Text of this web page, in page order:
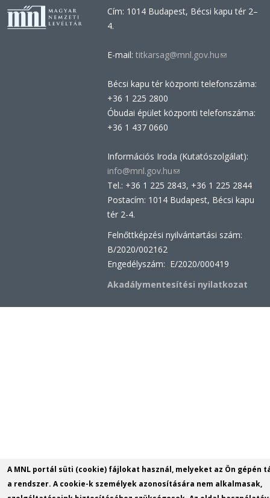
Cím: 1014 Budapest, Bécsi kapu tér 2–
4.
E-mail: titkarsag@mnl.gov.hu(link
e-
Bécsi kapu tér központi telefonszáma:
+36 1 225 2800
Óbudai épület központi telefonszáma:
+36 1 437 0660
Információs Iroda (Kutatószolgálat):
info@mnl.gov.hu(link
sends
e-
Tel.: +36 1 225 2843, +36 1 225 2844
Postacím: 1014 Budapest, Bécsi kapu
tér 2-4.
Felnőttképzési nyilvántartási szám:
B/2020/002162
Engedélyszám: E/2020/000419
Akadálymentesítési nyilatkozat
A MNL portál süti (cookie) fájlokat használ, melyeket az Ön gépén
a rendszer. A cookie-k személyek azonosítására nem alkalmasak,